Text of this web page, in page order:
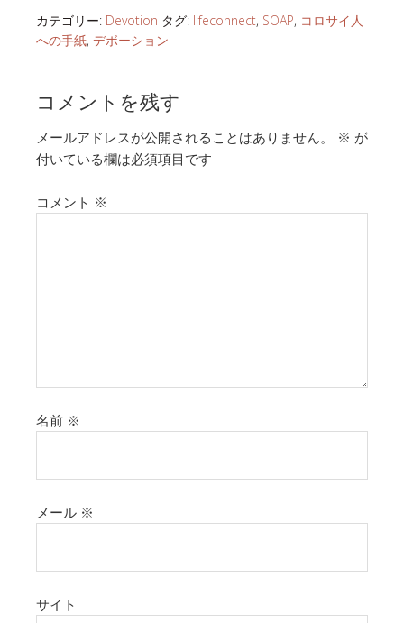
カテゴリー: Devotion タグ: lifeconnect, SOAP, コロサイ人
への手紙, デボーション
コメントを残す
メールアドレスが公開されることはありません。 ※ が
付いている欄は必須項目です
コメント ※
名前 ※
メール ※
サイト